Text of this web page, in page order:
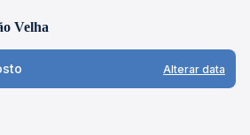
Velha
Alterar data